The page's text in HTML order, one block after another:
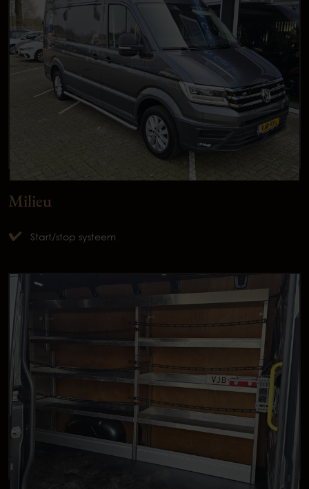
Milieu
Start/stop systeem